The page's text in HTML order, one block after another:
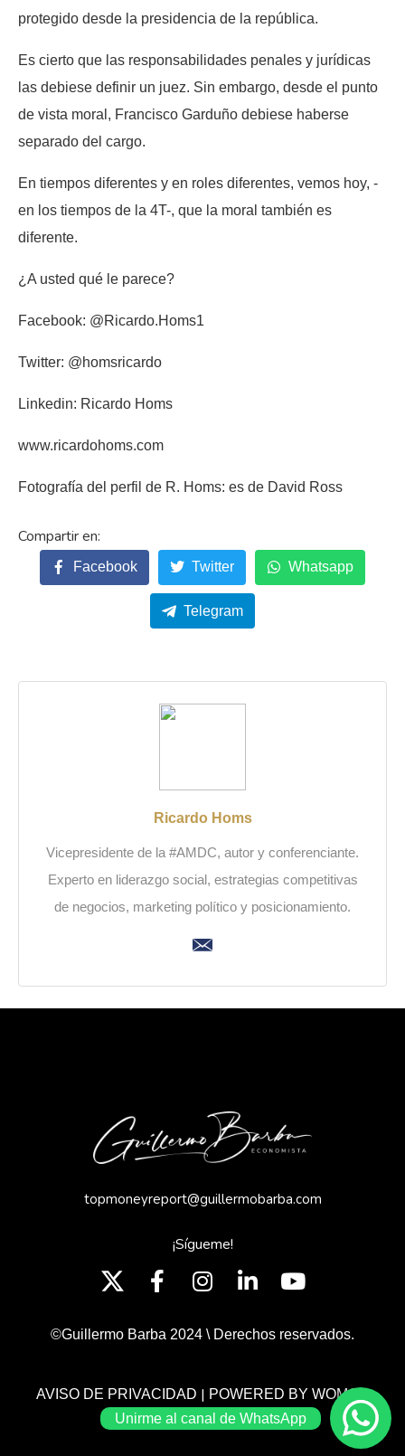
protegido desde la presidencia de la república.
Es cierto que las responsabilidades penales y jurídicas
las debiese definir un juez. Sin embargo, desde el punto
de vista moral, Francisco Garduño debiese haberse
separado del cargo.
En tiempos diferentes y en roles diferentes, vemos hoy, -
en los tiempos de la 4T-, que la moral también es
diferente.
¿A usted qué le parece?
Facebook: @Ricardo.Homs1
Twitter: @homsricardo
Linkedin: Ricardo Homs
www.ricardohoms.com
Fotografía del perfil de R. Homs: es de David Ross
Facebook Twitter Whatsapp
Telegram
Ricardo Homs
Vicepresidente de la #AMDC, autor y conferenciante.
Experto en liderazgo social, estrategias competitivas
de negocios, marketing político y posicionamiento.
topmoneyreport@guillermobarba.com
¡Sígueme!
©Guillermo Barba 2024 \ Derechos reservados.
AVISO DE PRIVACIDAD | POWERED BY WOMGP
Unirme al canal de WhatsApp